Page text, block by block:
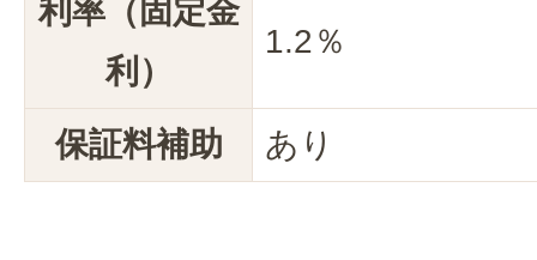
利率（固定金
利）
1.2％
保証料補助 あり